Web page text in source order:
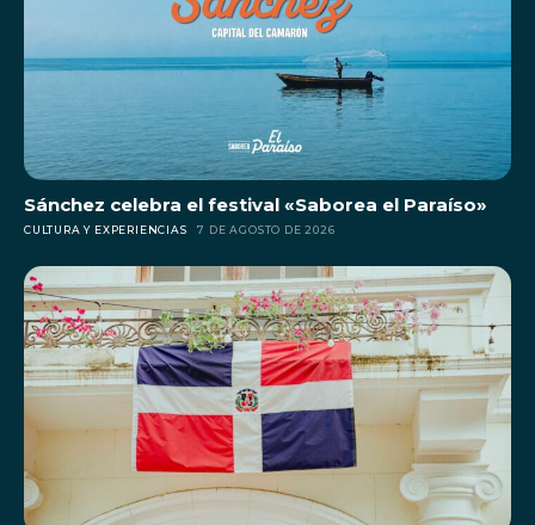
Sánchez celebra el festival «Saborea el Paraíso»
CULTURA Y EXPERIENCIAS 7 DE AGOSTO DE 2026